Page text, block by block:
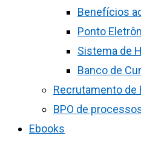
Benefícios
Ponto
Sistema de
Banco de
Recrutamento de
BPO de
Ebooks